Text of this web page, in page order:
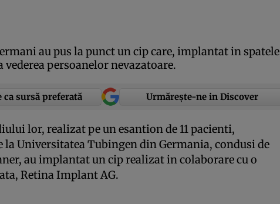
au pus la punct un cip care, implantat in spatele
vederea persoanelor nevazatoare.
ca sursă preferată Urmărește-ne in Discover
lor, realizat pe un esantion de 11 pacienti,
la Universitatea Tubingen din Germania, condusi de
au implantat un cip realizat in colaborare cu o
Retina Implant AG.